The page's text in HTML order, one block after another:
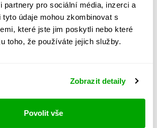
pro sociální média, inzerci a
tyto údaje mohou zkombinovat s
které jste jim poskytli nebo které
toho, že používáte jejich služby.
Zobrazit detaily
Povolit vše